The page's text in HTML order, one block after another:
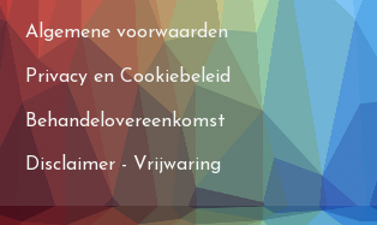
Algemene voorwaarden
Privacy en Cookiebeleid
Behandelovereenkomst
Disclaimer - Vrijwaring